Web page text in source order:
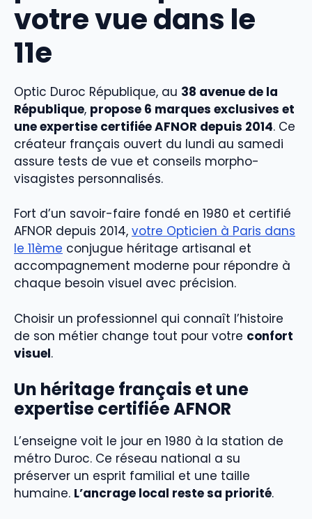
votre vue dans le
11e
Optic Duroc République, au 38 avenue de la
République, propose 6 marques exclusives et
une expertise certifiée AFNOR depuis 2014. Ce
créateur français ouvert du lundi au samedi
assure tests de vue et conseils morpho-
visagistes personnalisés.
Fort d’un savoir-faire fondé en 1980 et certifié
AFNOR depuis 2014, votre Opticien à Paris dans
le 11ème conjugue héritage artisanal et
accompagnement moderne pour répondre à
chaque besoin visuel avec précision.
Choisir un professionnel qui connaît l’histoire
de son métier change tout pour votre confort
visuel.
Un héritage français et une
expertise certifiée AFNOR
L’enseigne voit le jour en 1980 à la station de
métro Duroc. Ce réseau national a su
préserver un esprit familial et une taille
humaine. L’ancrage local reste sa priorité.